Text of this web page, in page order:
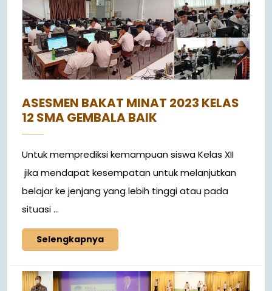
ASESMEN BAKAT MINAT 2023 KELAS
12 SMA GEMBALA BAIK
Untuk memprediksi kemampuan siswa Kelas XII
jika mendapat kesempatan untuk melanjutkan
belajar ke jenjang yang lebih tinggi atau pada
situasi ...
Selengkapnya